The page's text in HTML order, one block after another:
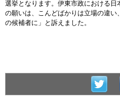
選挙となります。伊東市政における
の願いは、こんどばかりは立場の違
の候補者に」と訴えました。